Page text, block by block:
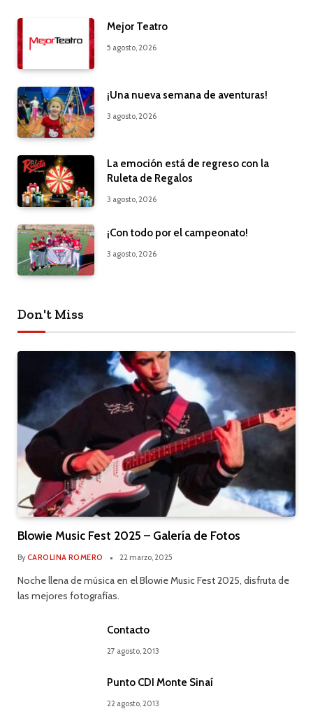
Mejor Teatro
5 agosto, 2026
¡Una nueva semana de aventuras!
3 agosto, 2026
La emoción está de regreso con la
Ruleta de Regalos
3 agosto, 2026
¡Con todo por el campeonato!
3 agosto, 2026
Don't Miss
Blowie Music Fest 2025 – Galería de Fotos
ByCAROLINA ROMERO 22 marzo, 2025
Noche llena de música en el Blowie Music Fest 2025, disfruta de
las mejores fotografías.
Contacto
27 agosto, 2013
Punto CDI Monte Sinaí
22 agosto, 2013